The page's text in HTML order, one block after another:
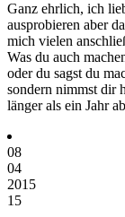
Ganz ehrlich, ich
ausprobieren aber
mich vielen
Was du auch
oder du sagst du
sondern nimmst dir
länger als ein Jahr
08
04
2015
15